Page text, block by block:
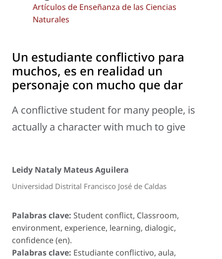
Artículos de Enseñanza de las Ciencias
Naturales
Un estudiante conflictivo para
muchos, es en realidad un
personaje con mucho que dar
A conflictive student for many people, is
actually a character with much to give
Leidy Nataly Mateus Aguilera
Universidad Distrital Francisco José de Caldas
Palabras clave: Student conflict, Classroom,
environment, experience, learning, dialogic,
confidence (en).
Palabras clave: Estudiante conflictivo, aula,